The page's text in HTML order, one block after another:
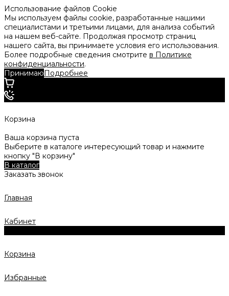
Использование файлов Cookie
Мы используем файлы cookie, разработанные нашими
специалистами и третьими лицами, для анализа событий
на нашем веб-сайте. Продолжая просмотр страниц
нашего сайта, вы принимаете условия его использования.
Более подробные сведения смотрите в Политике
конфиденциальности.
ПринимаюПодробнее
Корзина
Ваша корзина пуста
Выберите в каталоге интересующий товар и нажмите
кнопку "В корзину"
В каталог
Заказать звонок
Главная
Кабинет
Корзина
Избранные